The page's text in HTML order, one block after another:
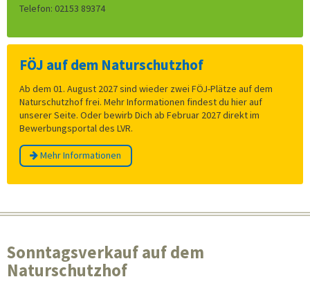
Telefon: 02153 89374
FÖJ auf dem Naturschutzhof
Ab dem 01. August 2027 sind wieder zwei FÖJ-Plätze auf dem
Naturschutzhof frei. Mehr Informationen findest du hier auf
unserer Seite. Oder bewirb Dich ab Februar 2027 direkt im
Bewerbungsportal des LVR.
Mehr Informationen
Sonntagsverkauf auf dem
Naturschutzhof